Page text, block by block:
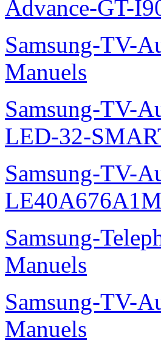
Advance-GT-
Samsung-TV-
Manuels
Samsung-TV-
LED-32-
Samsung-TV-
Samsung-
Manuels
Samsung-TV-
Manuels